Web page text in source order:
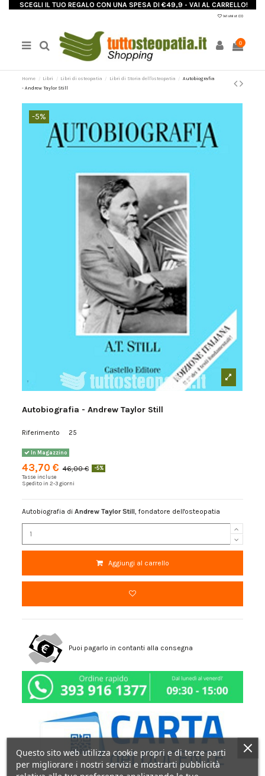
SCEGLI IL TUO REGALO CON UNA SPESA DI €49,9 - VAI AL CARRELLO!
Wishlist (0)
0
Home Libri Libri di osteopatia Libri di Storia dell'osteopatia
Autobiografia
- Andrew Taylor Still
-5%
Autobiografia - Andrew Taylor Still
Riferimento 25
In Magazzino
43,70 € 46,00 € -5%
Tasse incluse
Spedito in 2-3 giorni
Autobiografia di Andrew Taylor Still, fondatore dell'osteopatia
Aggiungi al carrello
Puoi pagarlo in contanti alla consegna
Questo sito web utilizza cookie propri e di terze parti
per migliorare i nostri servizi e mostrarti pubblicità